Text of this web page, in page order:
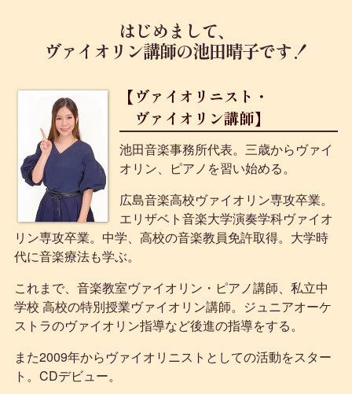
はじめまして、
ヴァイオリン講師の池田晴子です！
【ヴァイオリニスト・
ヴァイオリン講師】
池田音楽事務所代表。三歳からヴァイ
オリン、ピアノを習い始める。
広島音楽高校ヴァイオリン専攻卒業。
エリザベト音楽大学演奏学科ヴァイオ
リン専攻卒業。中学、高校の音楽教員免許取得。大学時
代に音楽療法も学ぶ。
これまで、音楽教室ヴァイオリン・ピアノ講師、私立中
学校 高校の特別授業ヴァイオリン講師。ジュニアオーケ
ストラのヴァイオリン指導など後進の指導をする。
また2009年からヴァイオリニストとしての活動をスター
ト。CDデビュー。